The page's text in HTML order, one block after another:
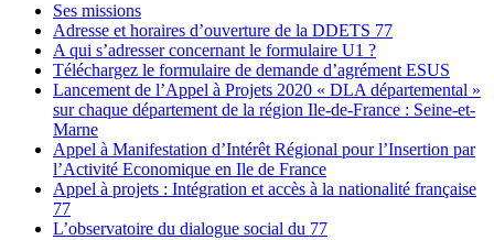
Ses missions
Adresse et horaires d’ouverture de la DDETS 77
A qui s’adresser concernant le formulaire U1 ?
Téléchargez le formulaire de demande d’agrément ESUS
Lancement de l’Appel à Projets 2020 « DLA départemental »
sur chaque département de la région Ile-de-France : Seine-et-
Marne
Appel à Manifestation d’Intérêt Régional pour l’Insertion par
l’Activité Economique en Ile de France
Appel à projets : Intégration et accès à la nationalité française
77
L’observatoire du dialogue social du 77